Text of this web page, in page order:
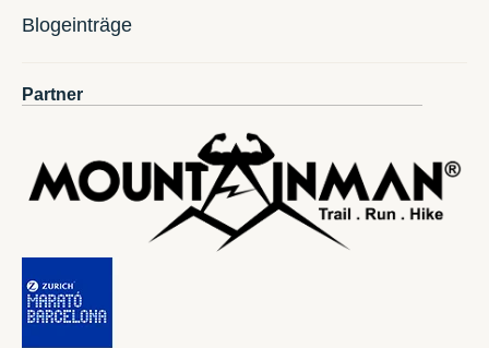
Blogeinträge
Partner